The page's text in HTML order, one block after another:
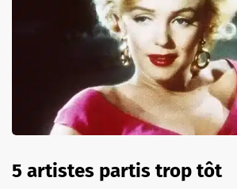
5 artistes partis trop tôt